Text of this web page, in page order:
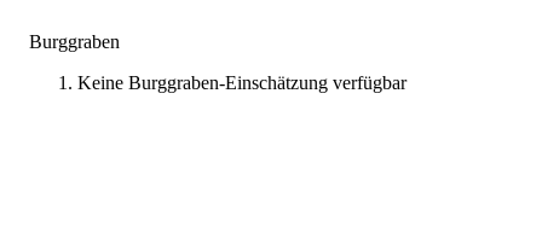
Burggraben
Keine Burggraben-Einschätzung verfügbar